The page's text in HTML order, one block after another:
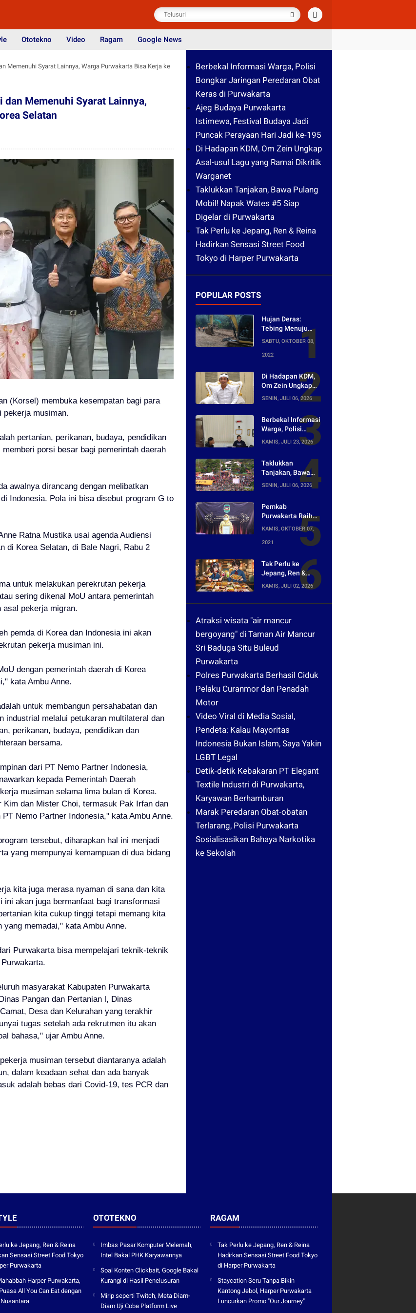
Ototekno Video Ragam Google News
Memenuhi Syarat Lainnya, Warga Purwakarta Bisa Kerja ke
dan Memenuhi Syarat Lainnya,
Selatan
(Korsel) membuka kesempatan bagi para
pekerja musiman.
pertanian, perikanan, budaya, pendidikan
porsi besar bagi pemerintah daerah
awalnya dirancang dengan melibatkan
Indonesia. Pola ini bisa disebut program G to
Ratna Mustika usai agenda Audiensi
di Korea Selatan, di Bale Nagri, Rabu 2
untuk melakukan perekrutan pekerja
sering dikenal MoU antara pemerintah
asal pekerja migran.
pemda di Korea dan Indonesia ini akan
pekerja musiman ini.
dengan pemerintah daerah di Korea
kata Ambu Anne.
untuk membangun persahabatan dan
industrial melalui petukaran multilateral dan
perikanan, budaya, pendidikan dan
bersama.
dari PT Nemo Partner Indonesia,
kepada Pemerintah Daerah
musiman selama lima bulan di Korea.
dan Mister Choi, termasuk Pak Irfan dan
Nemo Partner Indonesia," kata Ambu Anne.
tersebut, diharapkan hal ini menjadi
yang mempunyai kemampuan di dua bidang
kita juga merasa nyaman di sana dan kita
akan juga bermanfaat bagi transformasi
kita cukup tinggi tetapi memang kita
memadai," kata Ambu Anne.
Purwakarta bisa mempelajari teknik-teknik
masyarakat Kabupaten Purwakarta
Pangan dan Pertanian l, Dinas
Desa dan Kelurahan yang terakhir
tugas setelah ada rekrutmen itu akan
bahasa," ujar Ambu Anne.
musiman tersebut diantaranya adalah
dalam keadaan sehat dan ada banyak
adalah bebas dari Covid-19, tes PCR dan
Berbekal Informasi Warga, Polisi
Bongkar Jaringan Peredaran Obat
Keras di Purwakarta
Ajeg Budaya Purwakarta
Istimewa, Festival Budaya Jadi
Puncak Perayaan Hari Jadi ke-195
Di Hadapan KDM, Om Zein Ungkap
Asal-usul Lagu yang Ramai Dikritik
Warganet
Taklukkan Tanjakan, Bawa Pulang
Mobil! Napak Wates #5 Siap
Digelar di Purwakarta
Tak Perlu ke Jepang, Ren & Reina
Hadirkan Sensasi Street Food
Tokyo di Harper Purwakarta
POPULAR POSTS
Hujan Deras:
Tebing Menuju
Tangkuban Parahu
Menuju Wisata
SABTU, OKTOBER 08,
2022
Di Hadapan KDM,
Om Zein Ungkap
Asal-usul Lagu
yang Ramai Dikritik
SENIN, JULI 06, 2026
Berbekal Informasi
Warga, Polisi
Bongkar Jaringan
Peredaran Obat
Purwakarta
KAMIS, JULI 23, 2026
Taklukkan
Tanjakan, Bawa
Pulang Mobil!
Napak Wates #5
Purwakarta
SENIN, JULI 06, 2026
Pemkab
Purwakarta Raih
Penghargaan
Media Digital
Terpopuler di Ajang
2021
KAMIS, OKTOBER 07,
2021
Tak Perlu ke
Jepang, Ren &
Reina Hadirkan
KAMIS, JULI 02, 2026
Atraksi wisata "air mancur
bergoyang" di Taman Air Mancur
Sri Baduga Situ Buleud
Purwakarta
Polres Purwakarta Berhasil Ciduk
Pelaku Curanmor dan Penadah
Motor
Video Viral di Media Sosial,
Pendeta: Kalau Mayoritas
Indonesia Bukan Islam, Saya Yakin
LGBT Legal
Detik-detik Kebakaran PT Elegant
Textile Industri di Purwakarta,
Karyawan Berhamburan
Marak Peredaran Obat-obatan
Terlarang, Polisi Purwakarta
Sosialisasikan Bahaya Narkotika
ke Sekolah
ke Jepang, Ren & Reina
Sensasi Street Food Tokyo
Purwakarta
Harper Purwakarta,
All You Can Eat dengan
OTOTEKNO
Imbas Pasar Komputer Melemah,
Intel Bakal PHK Karyawannya
Soal Konten Clickbait, Google Bakal
Kurangi di Hasil Penelusuran
Mirip seperti Twitch, Meta Diam-
Diam Uji Coba Platform Live
RAGAM
Tak Perlu ke Jepang, Ren & Reina
Hadirkan Sensasi Street Food Tokyo
di Harper Purwakarta
Staycation Seru Tanpa Bikin
Kantong Jebol, Harper Purwakarta
Luncurkan Promo "Our Journey"